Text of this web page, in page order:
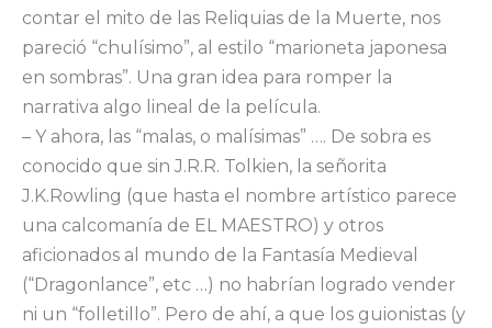
contar el mito de las Reliquias de la Muerte, nos
pareció “chulísimo”, al estilo “marioneta japonesa
en sombras”. Una gran idea para romper la
narrativa algo lineal de la película.
– Y ahora, las “malas, o malísimas” …. De sobra es
conocido que sin J.R.R. Tolkien, la señorita
J.K.Rowling (que hasta el nombre artístico parece
una calcomanía de EL MAESTRO) y otros
aficionados al mundo de la Fantasía Medieval
(“Dragonlance”, etc …) no habrían logrado vender
ni un “folletillo”. Pero de ahí, a que los guionistas (y